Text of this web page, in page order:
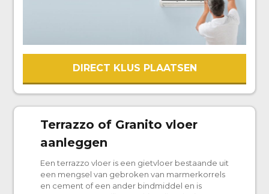
DIRECT KLUS PLAATSEN
Terrazzo of Granito vloer
aanleggen
Een terrazzo vloer is een gietvloer bestaande uit
een mengsel van gebroken van marmerkorrels
en cement of een ander bindmiddel en is